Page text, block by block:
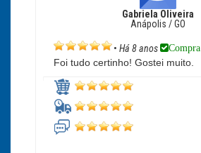
Gabriela Oliveira
Anápolis / GO
• Há 8 anos
Foi tudo certinho! Gostei muito.